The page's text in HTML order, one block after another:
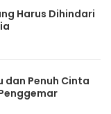
Harus Dihindari
dan Penuh Cinta